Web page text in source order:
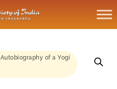
Autobiography of a Yogi